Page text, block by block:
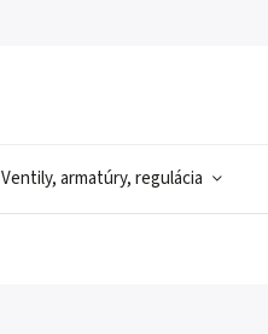
Ventily, armatúry, regulácia